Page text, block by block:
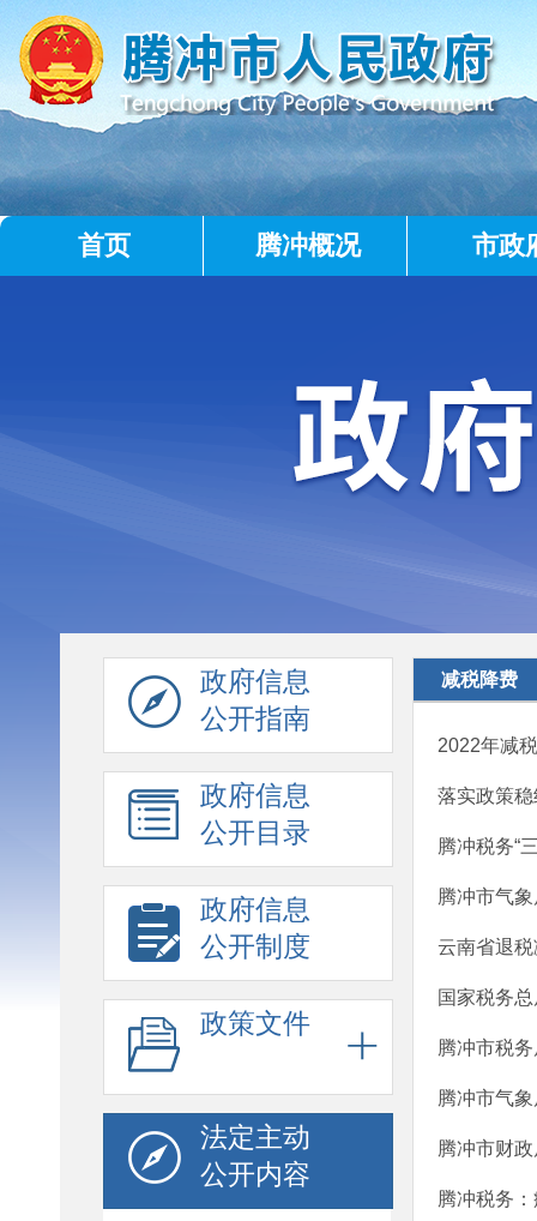
首页 腾冲概况 市政
政府信息
公开指南
政府信息
公开目录
政府信息
公开制度
政策文件
法定主动
公开内容
减税降费
2022年减
落实政策
腾冲税务“
腾冲市气
云南省退
国家税务
腾冲市税
腾冲市气
腾冲市财
腾冲税务